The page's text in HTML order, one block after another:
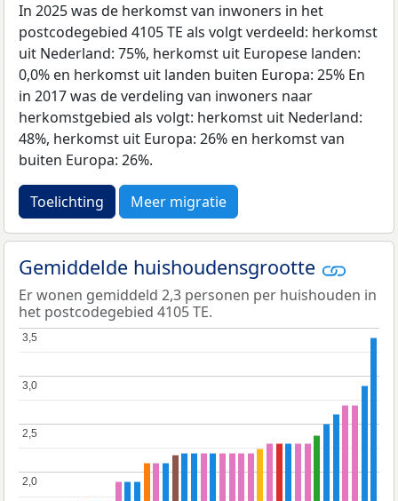
In 2025 was de herkomst van inwoners in het
postcodegebied 4105 TE als volgt verdeeld: herkomst
uit Nederland: 75%, herkomst uit Europese landen:
0,0% en herkomst uit landen buiten Europa: 25% En
in 2017 was de verdeling van inwoners naar
herkomstgebied als volgt: herkomst uit Nederland:
48%, herkomst uit Europa: 26% en herkomst van
buiten Europa: 26%.
Toelichting Meer migratie
Gemiddelde huishoudensgrootte
Er wonen gemiddeld 2,3 personen per huishouden in
het postcodegebied 4105 TE.
2,0
2,0
2,5
2,5
3,0
3,0
3,5
3,5